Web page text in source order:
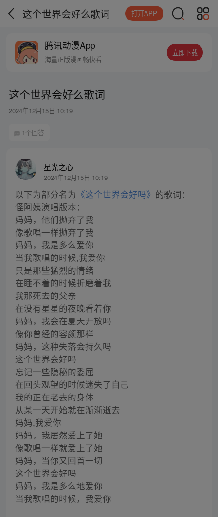
这个世界会好么歌词 打开APP
腾讯动漫App
海量正版漫画畅快看
立即下载
这个世界会好么歌词
2024年12月15日 10:19
1个回答
星光之心
2024年12月15日 10:19
以下为部分名为 《这个世界会好吗》 的歌词：
怪阿姨演唱版本：
妈妈，他们抛弃了我
像歌唱一样抛弃了我
妈妈，我是多么爱你
当我歌唱的时候,我爱你
只是那些猛烈的情绪
在睡不着的时候折磨着我
我那死去的父亲
在没有星星的夜晚看着你
妈妈，我会在夏天开放吗
像你曾经的容颜那样
妈妈，这种失落会持久吗
这个世界会好吗
忘记一些隐秘的委屈
在回头观望的时候迷失了自己
我的正在老去的身体
从某一天开始就在渐渐逝去
妈妈,我爱你
妈妈，我居然爱上了她
像歌唱一样就爱上了她
妈妈，当你又回首一切
这个世界会好吗
妈妈，我是多么地爱你
当我歌唱的时候，我爱你